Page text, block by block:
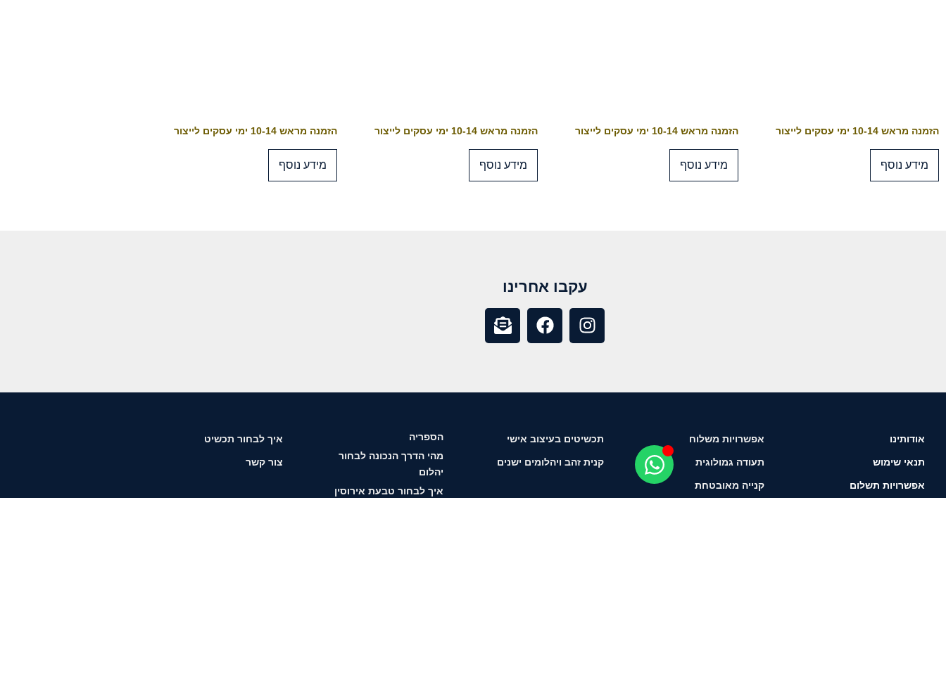
הזמנה מראש 10-14 ימי עסקים לייצור
מידע נוסף
הזמנה מראש 10-14 ימי עסקים לייצור
מידע נוסף
הזמנה מראש 10-14 ימי עסקים לייצור
מידע נוסף
הזמנה מראש 10-14 ימי עסקים לייצור
מידע נוסף
עקבו אחרינו
אודותינו
תנאי שימוש
אפשרויות תשלום
אפשרויות משלוח
תעודה גמולוגית
קנייה מאובטחת
תכשיטים בעיצוב אישי
קנית זהב ויהלומים ישנים
הספריה
מהי הדרך הנכונה לבחור
יהלום
איך לבחור טבעת אירוסין
איך לבחור תכשיט
צור קשר